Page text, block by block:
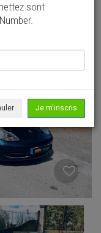
sont
Je m'inscris